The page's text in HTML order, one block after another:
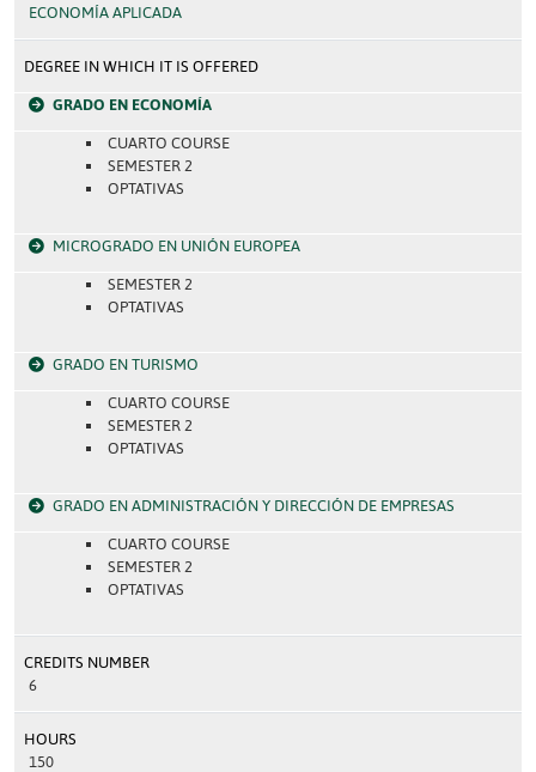
ECONOMÍA APLICADA
DEGREE IN WHICH IT IS OFFERED
GRADO EN ECONOMÍA
CUARTO COURSE
SEMESTER 2
OPTATIVAS
MICROGRADO EN UNIÓN EUROPEA
SEMESTER 2
OPTATIVAS
GRADO EN TURISMO
CUARTO COURSE
SEMESTER 2
OPTATIVAS
GRADO EN ADMINISTRACIÓN Y DIRECCIÓN DE EMPRESAS
CUARTO COURSE
SEMESTER 2
OPTATIVAS
CREDITS NUMBER
6
HOURS
150